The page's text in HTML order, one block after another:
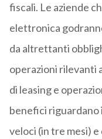
fiscali. Le aziende
elettronica
da altrettanti
operazioni rilevanti
di leasing e
benefici riguardano
veloci (in tre mesi)